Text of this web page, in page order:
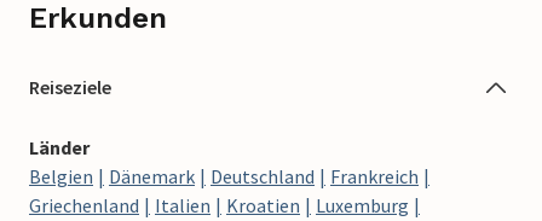
Erkunden
Reiseziele
Länder
Belgien
Dänemark Deutschland
Frankreich
Griechenland
Italien Kroatien
Luxemburg